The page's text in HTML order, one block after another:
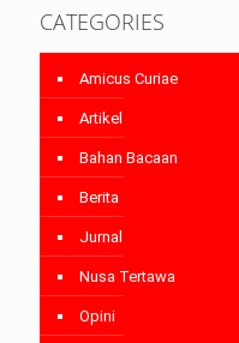
CATEGORIES
Amicus Curiae
Artikel
Bahan Bacaan
Berita
Jurnal
Nusa Tertawa
Opini